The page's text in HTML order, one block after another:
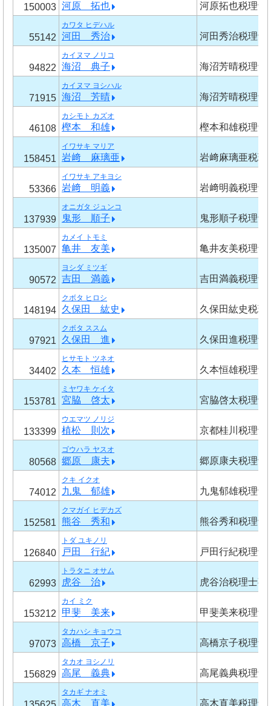
150003 河原 拓也 河原拓也税理士
55142
カワタ ヒデハル
河田 秀治 河田秀治税理士
94822
カイヌマ ノリコ
海沼 典子 海沼芳晴税理士
71915
カイヌマ ヨシハル
海沼 芳晴 海沼芳晴税理士
46108
カシモト カズオ
樫本 和雄 樫本和雄税理士
158451
イワサキ マリア
岩﨑 麻璃亜 岩﨑麻璃亜税理
53366
イワサキ アキヨシ
岩﨑 明義 岩﨑明義税理士
137939
オニガタ ジュンコ
鬼形 順子 鬼形順子税理士
135007
カメイ トモミ
亀井 友美 亀井友美税理士
90572
ヨシダ ミツギ
吉田 満義 吉田満義税理士
148194
クボタ ヒロシ
久保田 紘史 久保田紘史税理
97921
クボタ ススム
久保田 進 久保田進税理士
34402
ヒサモト ツネオ
久本 恒雄 久本恒雄税理士
153781
ミヤワキ ケイタ
宮脇 啓太 宮脇啓太税理士
133399
ウエマツ ノリジ
植松 則次 京都桂川税理
80568
ゴウハラ ヤスオ
郷原 康夫 郷原康夫税理士
74012
クキ イクオ
九鬼 郁雄 九鬼郁雄税理士
152581
クマガイ ヒデカズ
熊谷 秀和 熊谷秀和税理士
126840
トダ ユキノリ
戸田 行紀 戸田行紀税理士
62993
トラタニ オサム
虎谷 治 虎谷治税理士事
153212
カイ ミク
甲斐 美来 甲斐美来税理士
97073
タカハシ キョウコ
高橋 京子 高橋京子税理士
156829
タカオ ヨシノリ
高尾 義典 高尾義典税理士
タカギ ナオミ
高木 直美 高木直美税理士